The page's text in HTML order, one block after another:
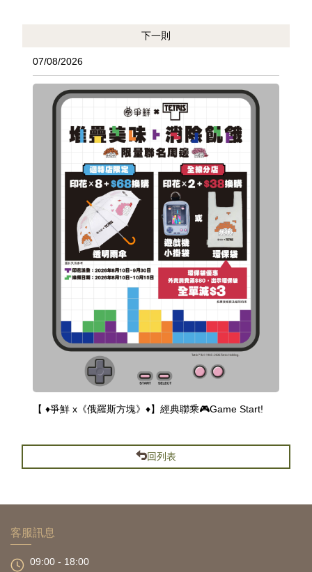
下一則
07/08/2026
【 ♦️爭鮮 x《俄羅斯方塊》♦️】經典聯乘🎮Game Start!
回列表
客服訊息
09:00 - 18:00